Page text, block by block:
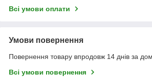
Всі умови оплати
Умови повернення
Повернення товару впродовж 14 днів за
Всі умови повернення